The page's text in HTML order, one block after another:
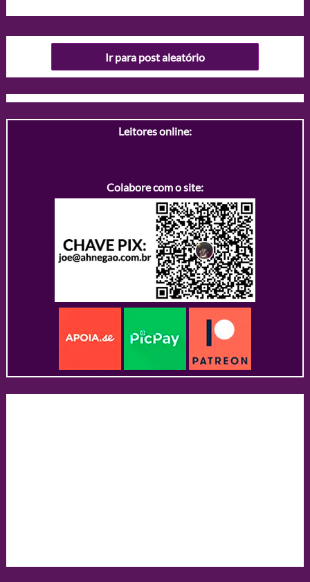
Ir para post aleatório
Leitores online:
Colabore com o site: